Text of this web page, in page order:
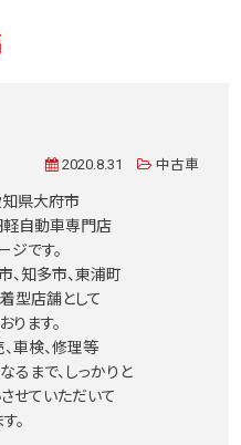
2020.8.31 中古車
知県大府市
自動車専門店
ジです。
、知多市、東浦町
型店舗として
ります。
車検、修理等
るまで、しっかりと
せていただいて
。